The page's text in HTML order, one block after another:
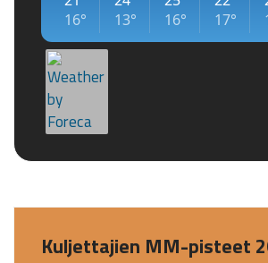
Kuljettajien MM-pisteet